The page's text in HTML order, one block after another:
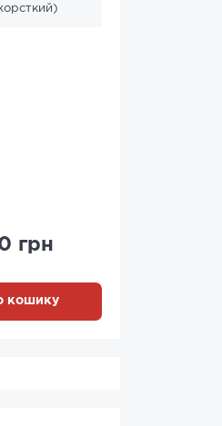
грн
кошику